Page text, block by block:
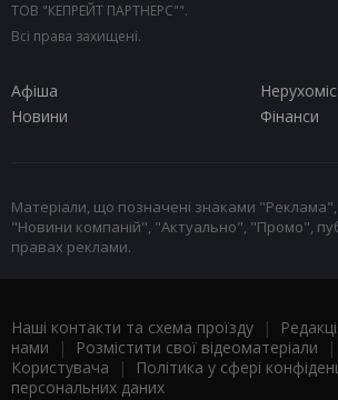
ТОВ "КЕПРЕЙТ ПАРТНЕРС"".
Всі права захищені.
Афіша
Новини
Фінанси
Матеріали, що позначені знаками
"Новини компаній", "Актуально", "Промо",
правах реклами.
Наші контакти та схема проїзду |
нами | Розмістити свої відеоматеріали |
Користувача |
Політика у сфері
персональних даних